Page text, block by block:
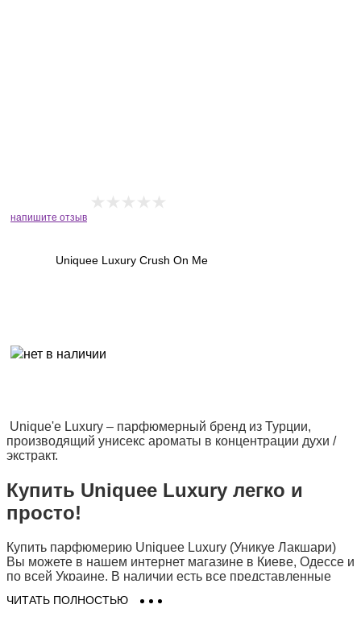
напишите отзыв
Uniquee Luxury Crush On Me
Unique'e Luxury – парфюмерный бренд из Турции,
производящий унисекс ароматы в концентрации духи /
экстракт.
Купить Uniquee Luxury легко и
просто!
Купить парфюмерию Uniquee Luxury (Уникуе Лакшари)
Вы можете в нашем интернет магазине в Киеве, Одессе и
по всей Украине. В наличии есть все представленные
Hills Exclusive,Mangonifiscent
ЧИТАТЬ ПОЛНОСТЬЮ